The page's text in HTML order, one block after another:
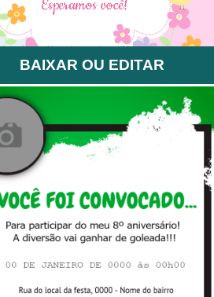
BAIXAR OU EDITAR